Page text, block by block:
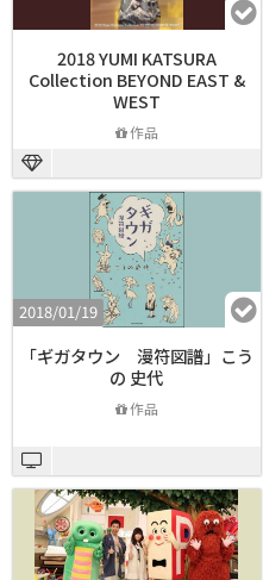
2018 YUMI KATSURA
Collection BEYOND EAST &
WEST
作品
2018/01/19
「ギガタウン 漫符図譜」こう
の 史代
作品